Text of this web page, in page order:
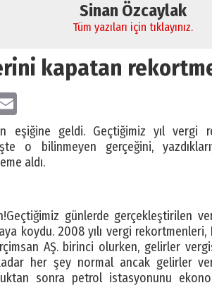
Sinan Özcaylak
Tüm yazıları için tıklayınız.
kapatan
eşiğine geldi. Geçtiğimiz yıl vergi
o bilinmeyen gerçeğini,
aldı.
Geçtiğimiz günlerde gerçekleştirilen
koydu. 2008 yılı vergi
AŞ. birinci olurken, gelirler
her şey normal ancak gelirler
sonra petrol istasyonunu